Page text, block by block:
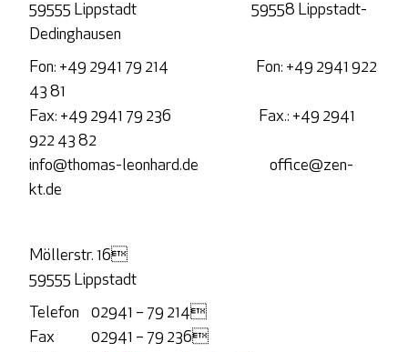
59555 Lippstadt 59558 Lippstadt-
Dedinghausen
Fon: +49 2941 79 214 Fon: +49 2941 922
43 81
Fax: +49 2941 79 236 Fax.: +49 2941
922 43 82
info@thomas-leonhard.de office@zen-
kt.de
Möllerstr. 16
59555 Lippstadt
Telefon
02941 – 79 214
Fax
02941 – 79 236